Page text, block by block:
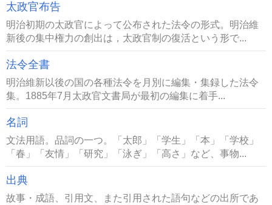
太政官布告
明治初期の太政官によって公布された法令の形式。明治維
新後の集中権力の創出は，太政官制の復活という形で...
法令全書
明治維新以後の国の各種法令を月別に編集・集録した法令
集。1885年7月太政官文書局が最初の編集に着手...
名詞
文法用語。品詞の一つ。「太郎」「学生」「本」「学校」
「春」「友情」「研究」「泳ぎ」「高さ」など、事物...
出典
故事・成語、引用文、また引用された語句などの出所であ